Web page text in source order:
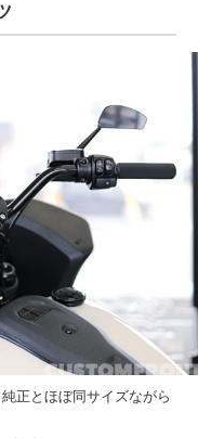
正とほぼ同サイズながら